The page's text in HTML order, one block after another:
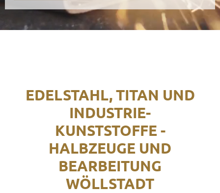
EDELSTAHL, TITAN UND
INDUSTRIE-
KUNSTSTOFFE -
HALBZEUGE UND
BEARBEITUNG
WÖLLSTADT